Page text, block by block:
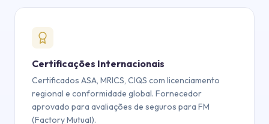
Certificações Internacionais
Certificados ASA, MRICS, CIQS com licenciamento
regional e conformidade global. Fornecedor
aprovado para avaliações de seguros para FM
(Factory Mutual).